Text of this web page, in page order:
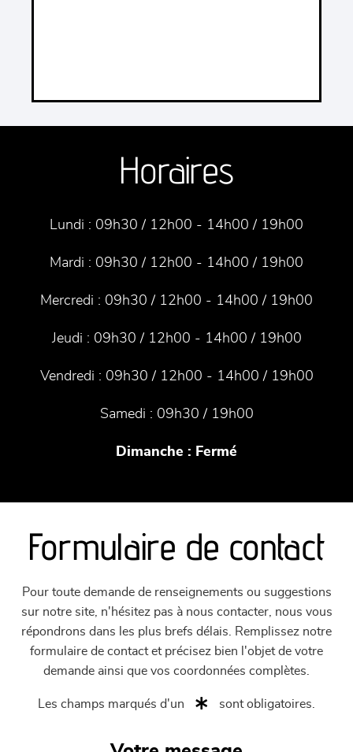
Horaires
Lundi : 09h30 / 12h00 - 14h00 / 19h00
Mardi : 09h30 / 12h00 - 14h00 / 19h00
Mercredi : 09h30 / 12h00 - 14h00 / 19h00
Jeudi : 09h30 / 12h00 - 14h00 / 19h00
Vendredi : 09h30 / 12h00 - 14h00 / 19h00
Samedi : 09h30 / 19h00
Dimanche : Fermé
Formulaire de contact
Pour toute demande de renseignements ou suggestions
sur notre site, n'hésitez pas à nous contacter, nous vous
répondrons dans les plus brefs délais. Remplissez notre
formulaire de contact et précisez bien l'objet de votre
demande ainsi que vos coordonnées complètes.
Les champs marqués d'un sont obligatoires.